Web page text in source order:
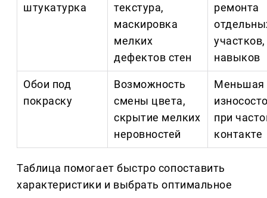
штукатурка
текстура,
маскировка
мелких
дефектов стен
ремонта
навыков
Обои под
покраску
Возможность
смены цвета,
скрытие мелких
неровностей
Меньшая
при
контакте
Таблица помогает быстро сопоставить
характеристики и выбрать оптимальное